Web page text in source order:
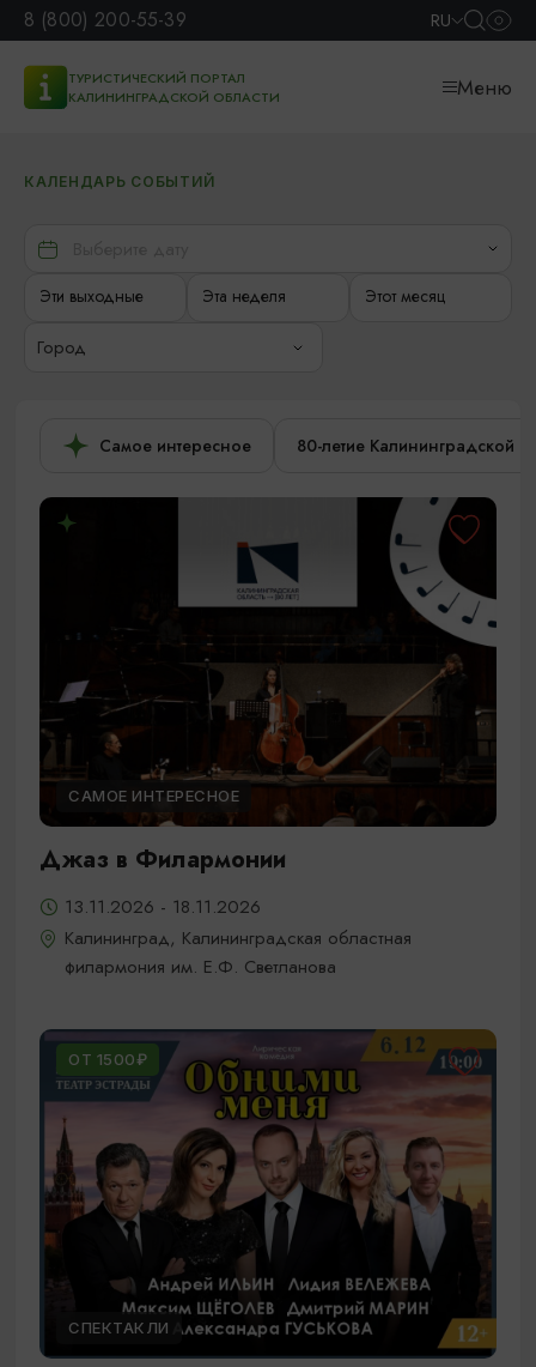
8 (800) 200-55-39 RU
ТУРИСТИЧЕСКИЙ ПОРТАЛ
КАЛИНИНГРАДСКОЙ ОБЛАСТИ
Меню
КАЛЕНДАРЬ СОБЫТИЙ
Эти выходные Эта неделя Этот месяц
Город
Самое интересное 80-летие Калининградской
САМОЕ ИНТЕРЕСНОЕ
Джаз в Филармонии
13.11.2026 - 18.11.2026
Калининград, Калининградская областная
филармония им. Е.Ф. Светланова
ОТ 1500₽
СПЕКТАКЛИ